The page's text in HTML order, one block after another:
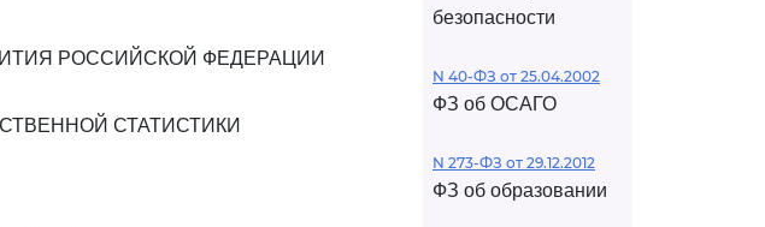
РОССИЙСКОЙ ФЕДЕРАЦИИ
СТАТИСТИКИ
безопасности
N 40-ФЗ от 25.04.2002
ФЗ об ОСАГО
N 273-ФЗ от 29.12.2012
ФЗ об образовании